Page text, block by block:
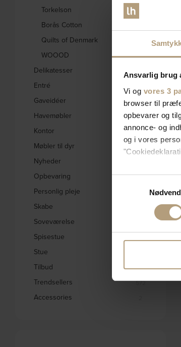
Ansvarlig brug
Vi og vores 3
browser til
opbevarer og
annonce- og
og i vores
Hvis du tillader
Dine valg
dem, eller som
Torkelson
Borås Cotton
Quilts of Denmark
WOOOD 2229
Delikatesser
Entré
Gaveidéer 847
Havemøbler 559
Kontor 128
Møbler til dyr
Nyheder
Opbevaring 242
Personlig pleje
Skabe
Soveværelse
Spisestue
Stue
Tilbud 1846
Trendsellers 572
Accessories